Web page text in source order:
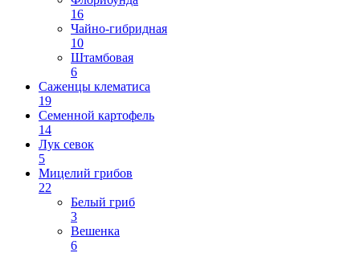
16
Чайно-гибридная
10
Штамбовая
6
Саженцы клематиса
19
Семенной картофель
14
Лук севок
5
Мицелий грибов
22
Белый гриб
3
Вешенка
6